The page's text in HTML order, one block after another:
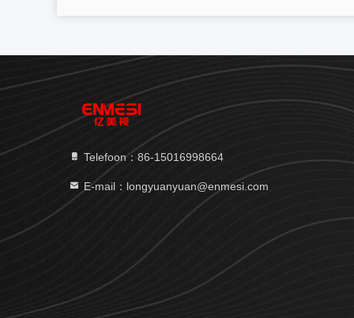
Telefoon：86-15016998664
E-mail：longyuanyuan@enmesi.com